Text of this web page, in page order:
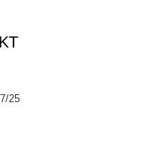
25